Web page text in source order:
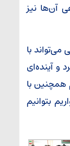
آن‌ها نیز
با
و آینده‌ای
همچنین با
بتوانیم